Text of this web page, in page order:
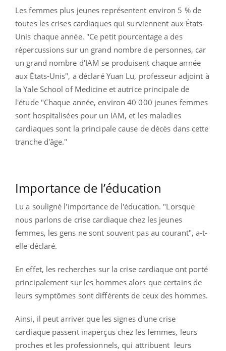
Les femmes plus jeunes représentent environ 5 % de
toutes les crises cardiaques qui surviennent aux États-
Unis chaque année. "Ce petit pourcentage a des
répercussions sur un grand nombre de personnes, car
un grand nombre d'IAM se produisent chaque année
aux États-Unis", a déclaré Yuan Lu, professeur adjoint à
la Yale School of Medicine et autrice principale de
l'étude "Chaque année, environ 40 000 jeunes femmes
sont hospitalisées pour un IAM, et les maladies
cardiaques sont la principale cause de décès dans cette
tranche d'âge."
Importance de l’éducation
Lu a souligné l'importance de l'éducation. "Lorsque
nous parlons de crise cardiaque chez les jeunes
femmes, les gens ne sont souvent pas au courant", a-t-
elle déclaré.
En effet, les recherches sur la crise cardiaque ont porté
principalement sur les hommes alors que certains de
leurs symptômes sont différents de ceux des hommes.
Ainsi, il peut arriver que les signes d'une crise
cardiaque passent inaperçus chez les femmes, leurs
proches et les professionnels, qui attribuent leurs